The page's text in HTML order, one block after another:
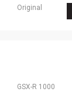
Original
GSX-R 1000